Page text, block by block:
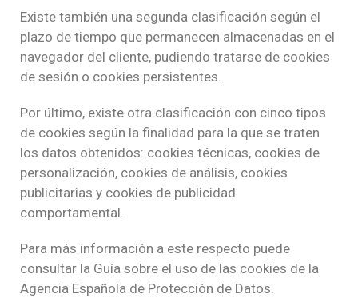
Existe también una segunda clasificación según el
plazo de tiempo que permanecen almacenadas en el
navegador del cliente, pudiendo tratarse de cookies
de sesión o cookies persistentes.
Por último, existe otra clasificación con cinco tipos
de cookies según la finalidad para la que se traten
los datos obtenidos: cookies técnicas, cookies de
personalización, cookies de análisis, cookies
publicitarias y cookies de publicidad
comportamental.
Para más información a este respecto puede
consultar la Guía sobre el uso de las cookies de la
Agencia Española de Protección de Datos.